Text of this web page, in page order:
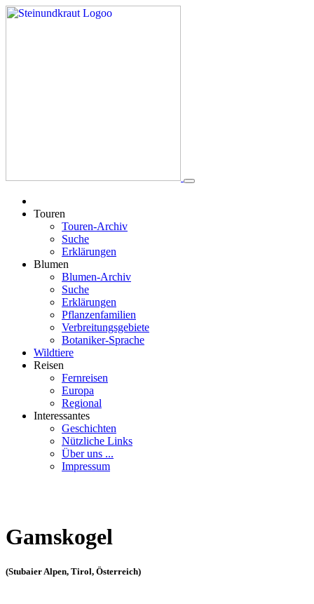
Touren
Touren-Archiv
Suche
Erklärungen
Blumen
Blumen-Archiv
Suche
Erklärungen
Pflanzenfamilien
Verbreitungsgebiete
Botaniker-Sprache
Wildtiere
Reisen
Fernreisen
Europa
Regional
Interessantes
Geschichten
Nützliche Links
Über uns ...
Impressum
Gamskogel
(Stubaier Alpen, Tirol, Österreich)